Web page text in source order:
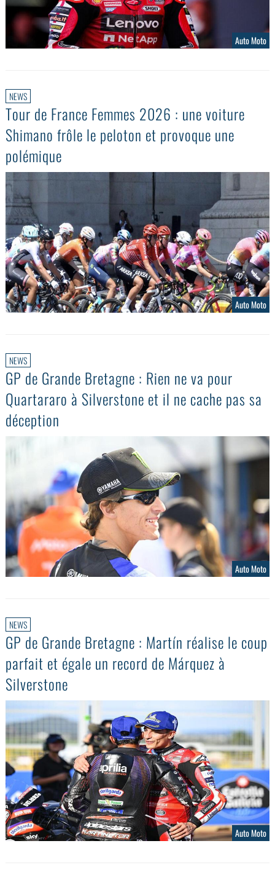
Auto Moto
NEWS
Tour de France Femmes 2026 : une voiture
Shimano frôle le peloton et provoque une
polémique
Auto Moto
NEWS
GP de Grande Bretagne : Rien ne va pour
Quartararo à Silverstone et il ne cache pas sa
déception
Auto Moto
NEWS
GP de Grande Bretagne : Martín réalise le coup
parfait et égale un record de Márquez à
Silverstone
Auto Moto